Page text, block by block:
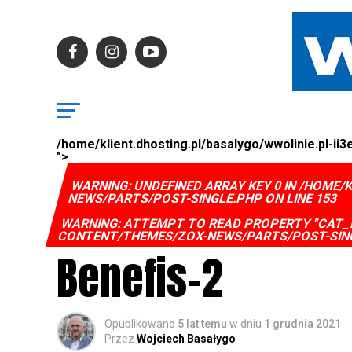
/home/klient.dhosting.pl/basalygo/wwolinie.pl-
">
WARNING: UNDEFINED ARRAY KEY 0 IN/HOME/
NEWS/PARTS/POST-SINGLE.PHPON LINE153
WARNING: ATTEMPT TO READ PROPERTY
CONTENT/THEMES/ZOX-NEWS/PARTS/POST-
Benefis-2
Opublikowano 5 lat temu w dniu 1 grudnia 2021
Przez Wojciech Basałygo